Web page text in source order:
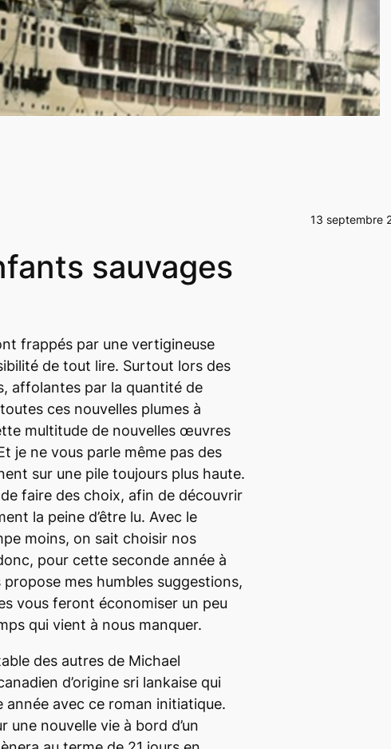
13 septembre
sauvages
frappés par une vertigineuse
de tout lire. Surtout lors des
affolantes par la quantité de
ces nouvelles plumes à
multitude de nouvelles œuvres
je ne vous parle même pas des
sur une pile toujours plus haute.
de faire des choix, afin de découvrir
la peine d’être lu. Avec le
moins, on sait choisir nos
pour cette seconde année à
mes humbles suggestions,
vous feront économiser un peu
qui vient à nous manquer.
des autres de Michael
d’origine sri lankaise qui
avec ce roman initiatique.
une nouvelle vie à bord d’un